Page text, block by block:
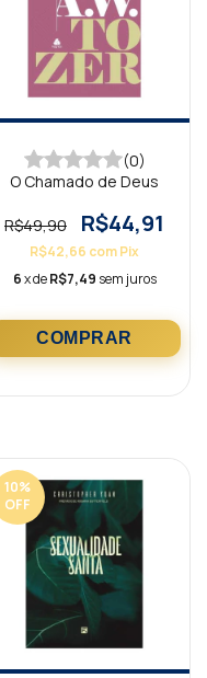
(0)
O Chamado de Deus
R$49,90 R$44,91
R$42,66 comPix
6x deR$7,49 sem juros
10%
OFF